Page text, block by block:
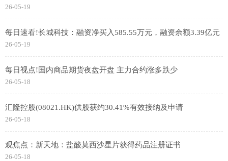
26-05-19
每日速看!长城科技：融资净买入585.55万元，融资余额3.39亿元
26-05-19
每日视点!国内商品期货夜盘开盘 主力合约涨多跌少
26-05-18
汇隆控股(08021.HK)供股获约30.41%有效接纳及申请
26-05-18
观焦点：新天地：盐酸莫西沙星片获得药品注册证书
26-05-18